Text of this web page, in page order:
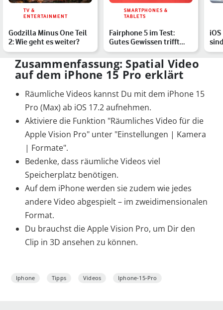
TV &
ENTERTAINMENT
Godzilla Minus One Teil
2: Wie geht es weiter?
SMARTPHONES &
TABLETS
Fairphone 5 im Test:
Gutes Gewissen trifft
geniale Bauweise
Zusammenfassung: Spatial Video
auf dem iPhone 15 Pro erklärt
Räumliche Videos kannst Du mit dem iPhone 15
Pro (Max) ab iOS 17.2 aufnehmen.
Aktiviere die Funktion "Räumliches Video für die
Apple Vision Pro" unter "Einstellungen | Kamera
| Formate".
Bedenke, dass räumliche Videos viel
Speicherplatz benötigen.
Auf dem iPhone werden sie zudem wie jedes
andere Video abgespielt – im zweidimensionalen
Format.
Du brauchst die Apple Vision Pro, um Dir den
Clip in 3D ansehen zu können.
Iphone Tipps Videos Iphone-15-Pro